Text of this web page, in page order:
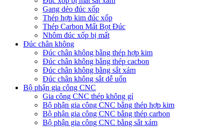
Gang dẻo đúc xốp
Thép hợp kim đúc xốp
Thép Carbon Mất Bọt Đúc
Nhôm đúc xốp bị mất
Đúc chân không
Đúc chân không bằng thép hợp kim
Đúc chân không bằng thép cacbon
Đúc chân không bằng sắt xám
Đúc chân không sắt dễ uốn
Bộ phận gia công CNC
Gia công CNC thép không gỉ
Bộ phận gia công CNC bằng thép hợp kim
Bộ phận gia công CNC bằng thép carbon
Bộ phận gia công CNC bằng sắt xám